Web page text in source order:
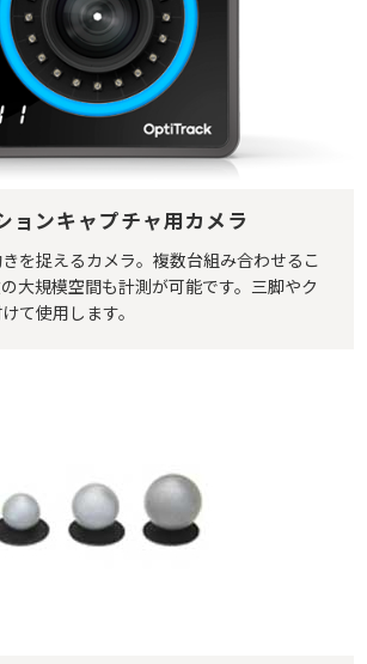
ョンキャプチャ用カメラ
を捉えるカメラ。複数台組み合わせるこ
大規模空間も計測が可能です。三脚やク
て使用します。